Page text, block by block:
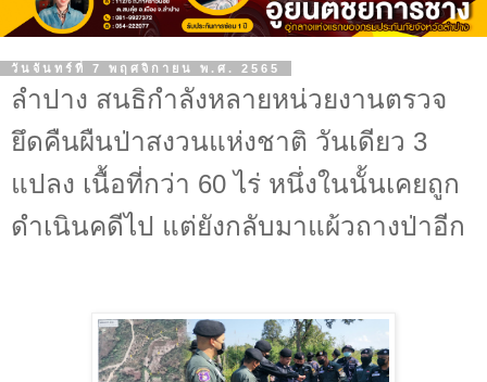
วันจันทร์ที่ 7 พฤศจิกายน พ.ศ. 2565
ลำปาง สนธิกำลังหลายหน่วยงานตรวจ
ยึดคืนผืนป่าสงวนแห่งชาติ วันเดียว 3
แปลง เนื้อที่กว่า 60 ไร่ หนึ่งในนั้นเคยถูก
ดำเนินคดีไป แต่ยังกลับมาแผ้วถางป่าอีก